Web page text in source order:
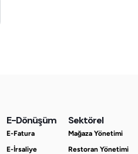
E-Dönüşüm
E-Fatura
E-İrsaliye
Sektörel
Mağaza Yönetimi
Restoran Yönetimi